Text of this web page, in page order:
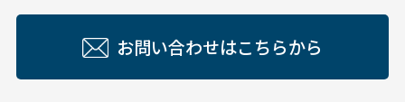
お問い合わせはこちらから